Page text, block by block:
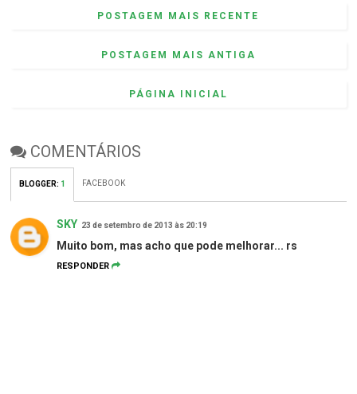
POSTAGEM MAIS RECENTE
POSTAGEM MAIS ANTIGA
PÁGINA INICIAL
COMENTÁRIOS
BLOGGER: 1 FACEBOOK
SKY 23 de setembro de 2013 às 20:19
Muito bom, mas acho que pode melhorar... rs
RESPONDER